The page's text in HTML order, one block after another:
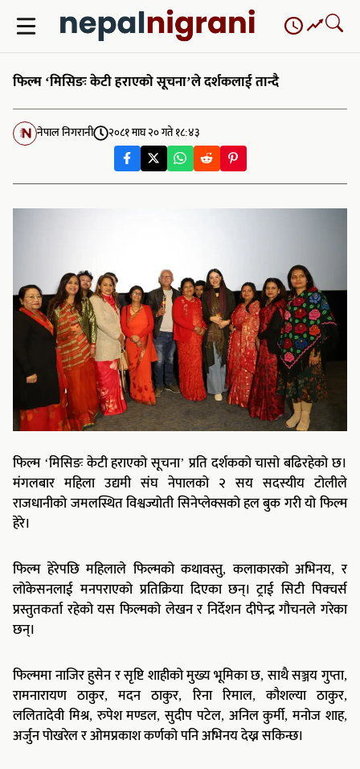
content
फिल्म ‘मिसिङः केटी हराएको सूचना’ले दर्शकलाई तान्दै
नेपाल निगरानी २०८१ माघ २० गते १८:४३
फिल्म ‘मिसिङः केटी हराएको सूचना’ प्रति दर्शकको चासो बढिरहेको छ।
मंगलबार महिला उद्यमी संघ नेपालको २ सय सदस्यीय टोलीले
राजधानीको जमलस्थित विश्वज्योती सिनेप्लेक्सको हल बुक गरी यो फिल्म
हेरे।
फिल्म हेरेपछि महिलाले फिल्मको कथावस्तु, कलाकारको अभिनय, र
लोकेसनलाई मनपराएको प्रतिक्रिया दिएका छन्। ट्राई सिटी पिक्चर्स
प्रस्तुतकर्ता रहेको यस फिल्मको लेखन र निर्देशन दीपेन्द्र गौचनले गरेका
छन्।
फिल्ममा नाजिर हुसेन र सृष्टि शाहीको मुख्य भूमिका छ, साथै सञ्जय गुप्ता,
रामनारायण ठाकुर, मदन ठाकुर, रिना रिमाल, कौशल्या ठाकुर,
ललितादेवी मिश्र, रुपेश मण्डल, सुदीप पटेल, अनिल कुर्मी, मनोज शाह,
अर्जुन पोखरेल र ओमप्रकाश कर्णको पनि अभिनय देख्न सकिन्छ।